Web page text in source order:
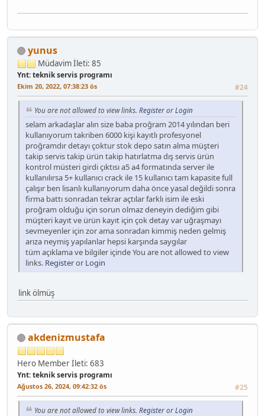
yunus
Müdavimİleti: 85
Ynt: teknik servis programı
Ekim 20, 2022, 07:38:23 ös #24
You are not allowed to view links. RegisterorLogin
selam arkadaşlar alın size baba proğram 2014 yılından beri
kullanıyorum takriben 6000 kişi kayıtlı profesyonel
proğramdır detayı çoktur stok depo satın alma müşteri
takip servis takip ürün takip hatırlatma dış servis ürün
kontrol müsteri girdi çıktısı a5 a4 formatında server ile
kullanılırsa 5+ kullanıcı crack ile 15 kullanıcı tam kapasite full
çalışır ben lisanlı kullanıyorum daha önce yasal değildi sonra
firma battı sonradan tekrar açtılar farklı isim ile eski
proğram olduğu için sorun olmaz deneyin dediğim gibi
müşteri kayıt ve ürün kayıt için çok detay var uğraşmayı
sevmeyenler için zor ama sonradan kimmiş neden gelmiş
arıza neymiş yapılanlar hepsi karşında saygılar
tüm açıklama ve bilgiler içinde You are not allowed to view
links. Registeror Login
link ölmüş
akdenizmustafa
Hero Memberİleti: 683
Ynt: teknik servis programı
Ağustos 26, 2024, 09:42:32 ös #25
You are not allowed to view links. RegisterorLogin